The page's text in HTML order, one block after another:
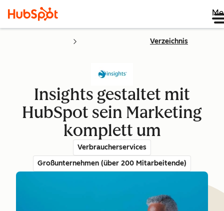
Verzeichnis
Insights gestaltet mit
HubSpot sein Marketing
komplett um
Verbraucherservices
Großunternehmen (über 200 Mitarbeitende)